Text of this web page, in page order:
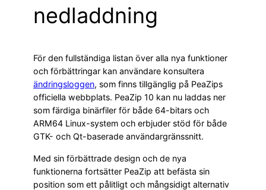
nedladdning
För den fullständiga listan över alla nya funktioner
och förbättringar kan användare konsultera
ändringsloggen, som finns tillgänglig på PeaZips
officiella webbplats. PeaZip 10 kan nu laddas ner
som färdiga binärfiler för både 64-bitars och
ARM64 Linux-system och erbjuder stöd för både
GTK- och Qt-baserade användargränssnitt.
Med sin förbättrade design och de nya
funktionerna fortsätter PeaZip att befästa sin
position som ett pålitligt och mångsidigt alternativ